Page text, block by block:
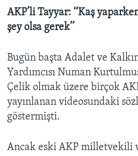
AKP’li Tayyar: ‘‘Kaş
şey olsa gerek’’
Bugün başta Adalet ve
Yardımcısı Numan
Çelik olmak üzere birçok
yayınlanan videosundaki
göstermişti.
Ancak eski AKP milletvekili